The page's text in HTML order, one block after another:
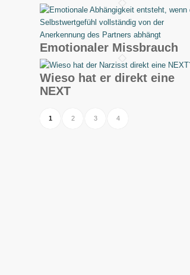
Emotionaler Missbrauch
Wieso hat er direkt eine
NEXT
1 2 3 4